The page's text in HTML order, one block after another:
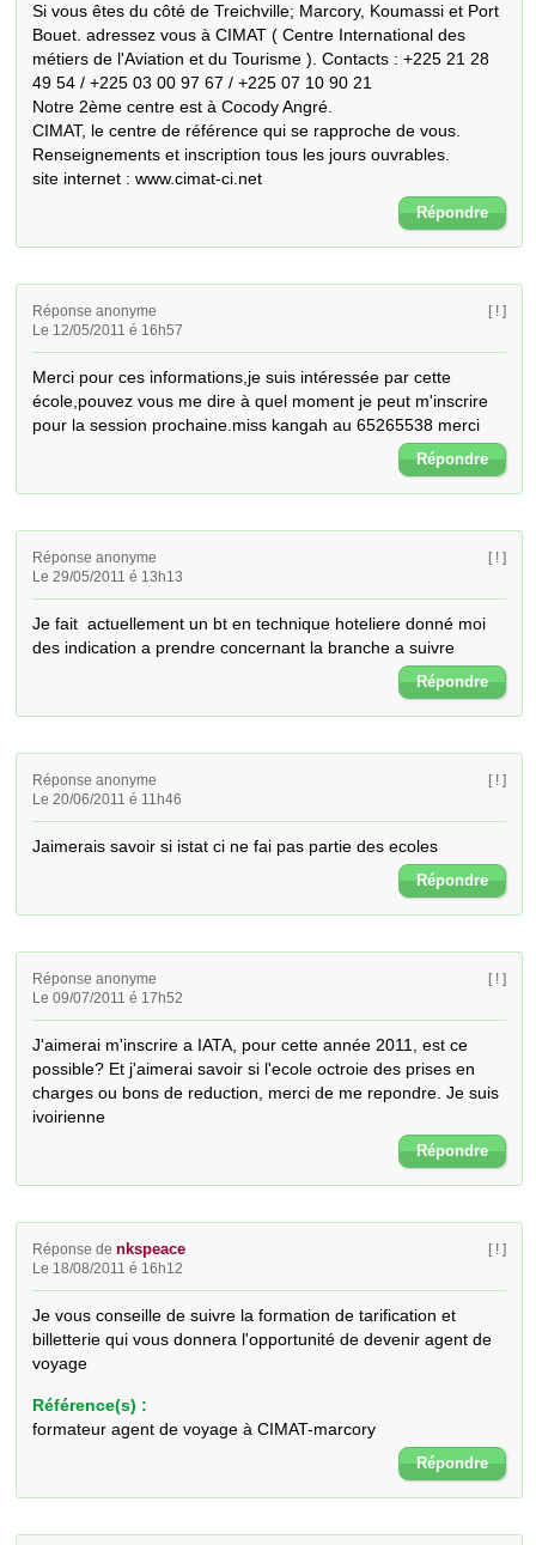
Si vous êtes du côté de Treichville; Marcory, Koumassi et Port
Bouet. adressez vous à CIMAT ( Centre International des
métiers de l'Aviation et du Tourisme ). Contacts : +225 21 28
49 54 / +225 03 00 97 67 / +225 07 10 90 21
Notre 2ème centre est à Cocody Angré.
CIMAT, le centre de référence qui se rapproche de vous.
Renseignements et inscription tous les jours ouvrables.
site internet : www.cimat-ci.net
Répondre
Réponse anonyme
Le 12/05/2011 é 16h57
[ ! ]
Merci pour ces informations,je suis intéressée par cette
école,pouvez vous me dire à quel moment je peut m'inscrire
pour la session prochaine.miss kangah au 65265538 merci
Répondre
Réponse anonyme
Le 29/05/2011 é 13h13
[ ! ]
Je fait  actuellement un bt en technique hoteliere donné moi
des indication a prendre concernant la branche a suivre
Répondre
Réponse anonyme
Le 20/06/2011 é 11h46
[ ! ]
Jaimerais savoir si istat ci ne fai pas partie des ecoles
Répondre
Réponse anonyme
Le 09/07/2011 é 17h52
[ ! ]
J'aimerai m'inscrire a IATA, pour cette année 2011, est ce
possible? Et j'aimerai savoir si l'ecole octroie des prises en
charges ou bons de reduction, merci de me repondre. Je suis
ivoirienne
Répondre
Réponse denkspeace
Le 18/08/2011 é 16h12
[ ! ]
Je vous conseille de suivre la formation de tarification et
billetterie qui vous donnera l'opportunité de devenir agent de
voyage
Référence(s) :
formateur agent de voyage à CIMAT-marcory
Répondre